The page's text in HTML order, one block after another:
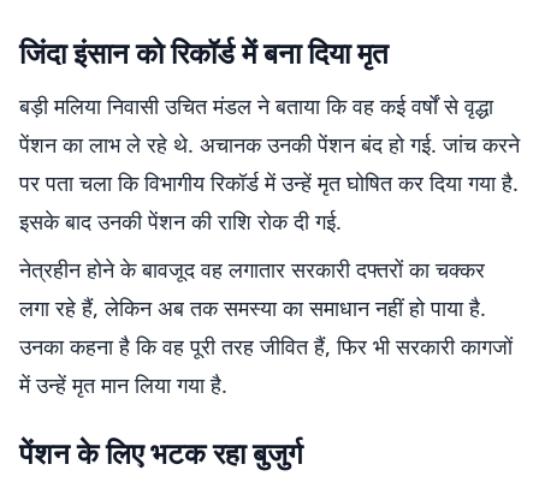
जिंदा इंसान को रिकॉर्ड में बना दिया मृत
बड़ी मलिया निवासी उचित मंडल ने बताया कि वह कई वर्षों से वृद्धा
पेंशन का लाभ ले रहे थे. अचानक उनकी पेंशन बंद हो गई. जांच करने
पर पता चला कि विभागीय रिकॉर्ड में उन्हें मृत घोषित कर दिया गया है.
इसके बाद उनकी पेंशन की राशि रोक दी गई.
नेत्रहीन होने के बावजूद वह लगातार सरकारी दफ्तरों का चक्कर
लगा रहे हैं, लेकिन अब तक समस्या का समाधान नहीं हो पाया है.
उनका कहना है कि वह पूरी तरह जीवित हैं, फिर भी सरकारी कागजों
में उन्हें मृत मान लिया गया है.
पेंशन के लिए भटक रहा बुजुर्ग